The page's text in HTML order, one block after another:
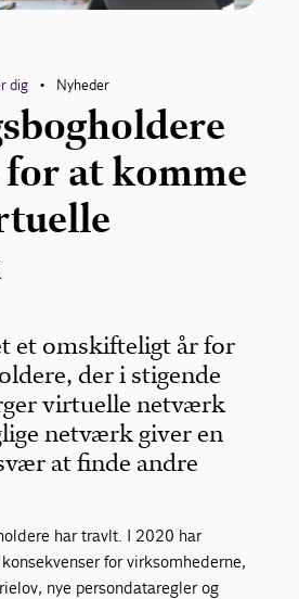
dig • Nyheder
at komme
et omskifteligt år for
der i stigende
virtuelle netværk
netværk giver en
at finde andre
har travlt. I 2020 har
for virksomhederne,
nye persondataregler og